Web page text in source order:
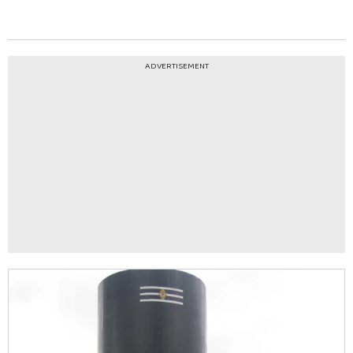
ADVERTISEMENT